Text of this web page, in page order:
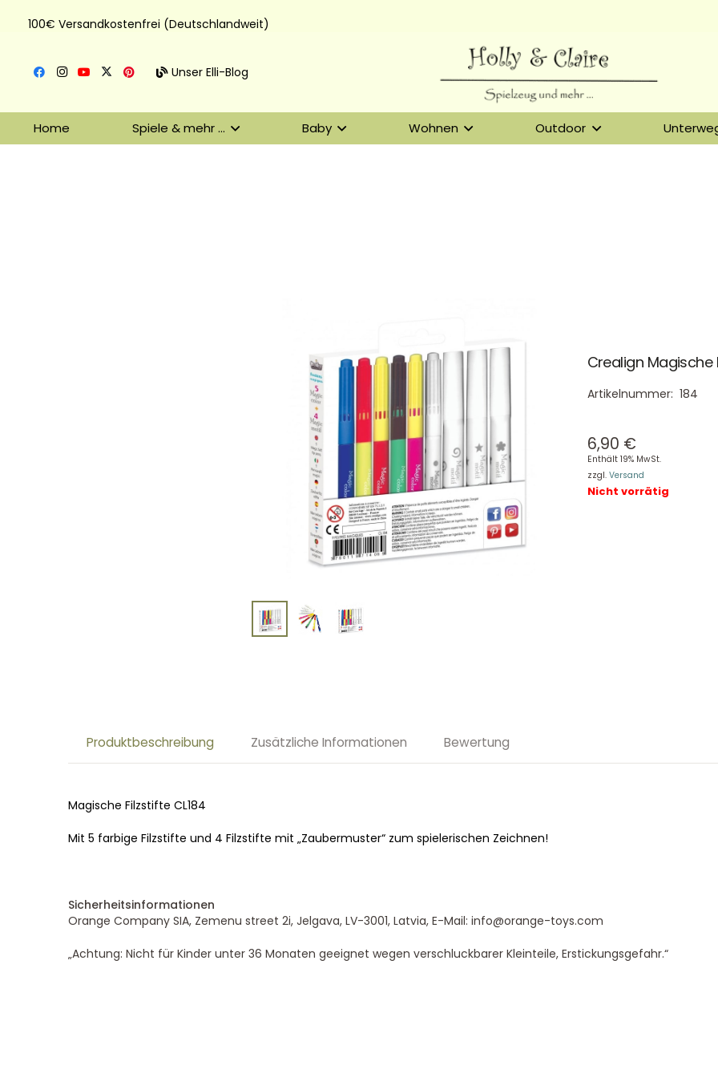
100€ Versandkostenfrei (Deutschlandweit)
Unser Elli-Blog
Home Spiele & mehr … Baby Wohnen Outdoor
Crealign Magische
Artikelnummer: 184
6,90 €
Enthält 19% MwSt.
zzgl. Versand
Nicht vorrätig
Produktbeschreibung Zusätzliche Informationen Bewertung
Magische Filzstifte CL184
Mit 5 farbige Filzstifte und 4 Filzstifte mit „Zaubermuster“ zum spielerischen Zeichnen!
Sicherheitsinformationen
Orange Company SIA, Zemenu street 2i, Jelgava, LV-3001, Latvia, E-Mail: info@orange-toys.com
„Achtung: Nicht für Kinder unter 36 Monaten geeignet wegen verschluckbarer Kleinteile, Erstickungsgefahr.“